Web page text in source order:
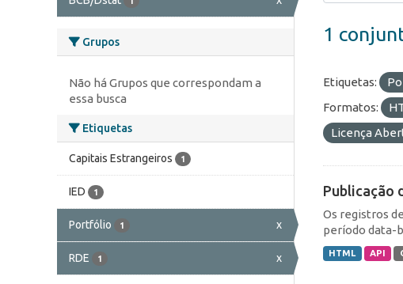
Grupos
Não há Grupos que correspondam a
essa busca
Etiquetas
Capitais Estrangeiros 1
IED 1
Portfólio 1 x
RDE 1 x
1
Etiquetas:
Formatos:
Licença
Publicação
Os registros
período data-
HTML API